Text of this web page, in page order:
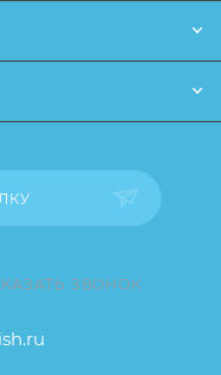
или упаковке
ЗВОНОК